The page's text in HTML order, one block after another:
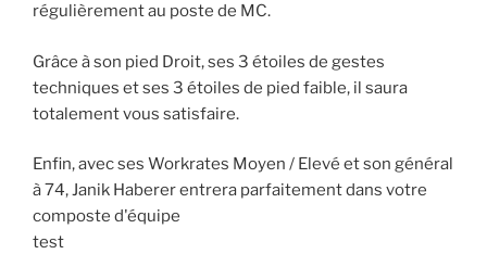
régulièrement au poste de MC.
Grâce à son pied Droit, ses 3 étoiles de gestes
techniques et ses 3 étoiles de pied faible, il saura
totalement vous satisfaire.
Enfin, avec ses Workrates Moyen / Elevé et son général
à 74, Janik Haberer entrera parfaitement dans votre
composte d'équipe
test